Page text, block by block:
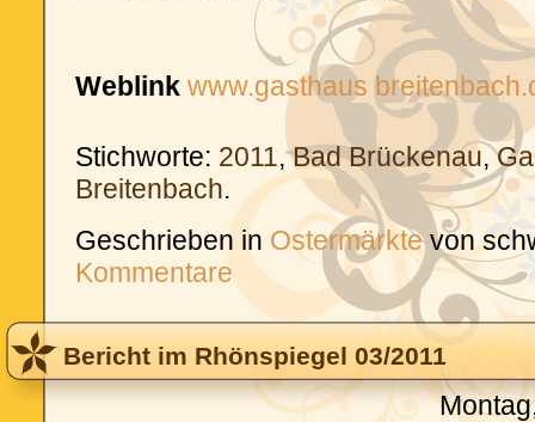
Weblink www.gasthaus
Stichworte: 2011,Bad Brückenau,
Breitenbach.
Geschrieben in Ostermärktevon
Kommentare
Bericht im Rhönspiegel 03/2011